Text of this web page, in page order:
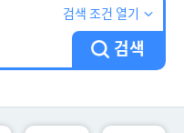
검색 조건 열기
검색